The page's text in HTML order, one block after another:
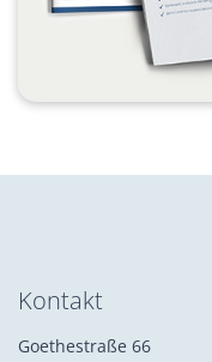
Kontakt
Goethestraße 66